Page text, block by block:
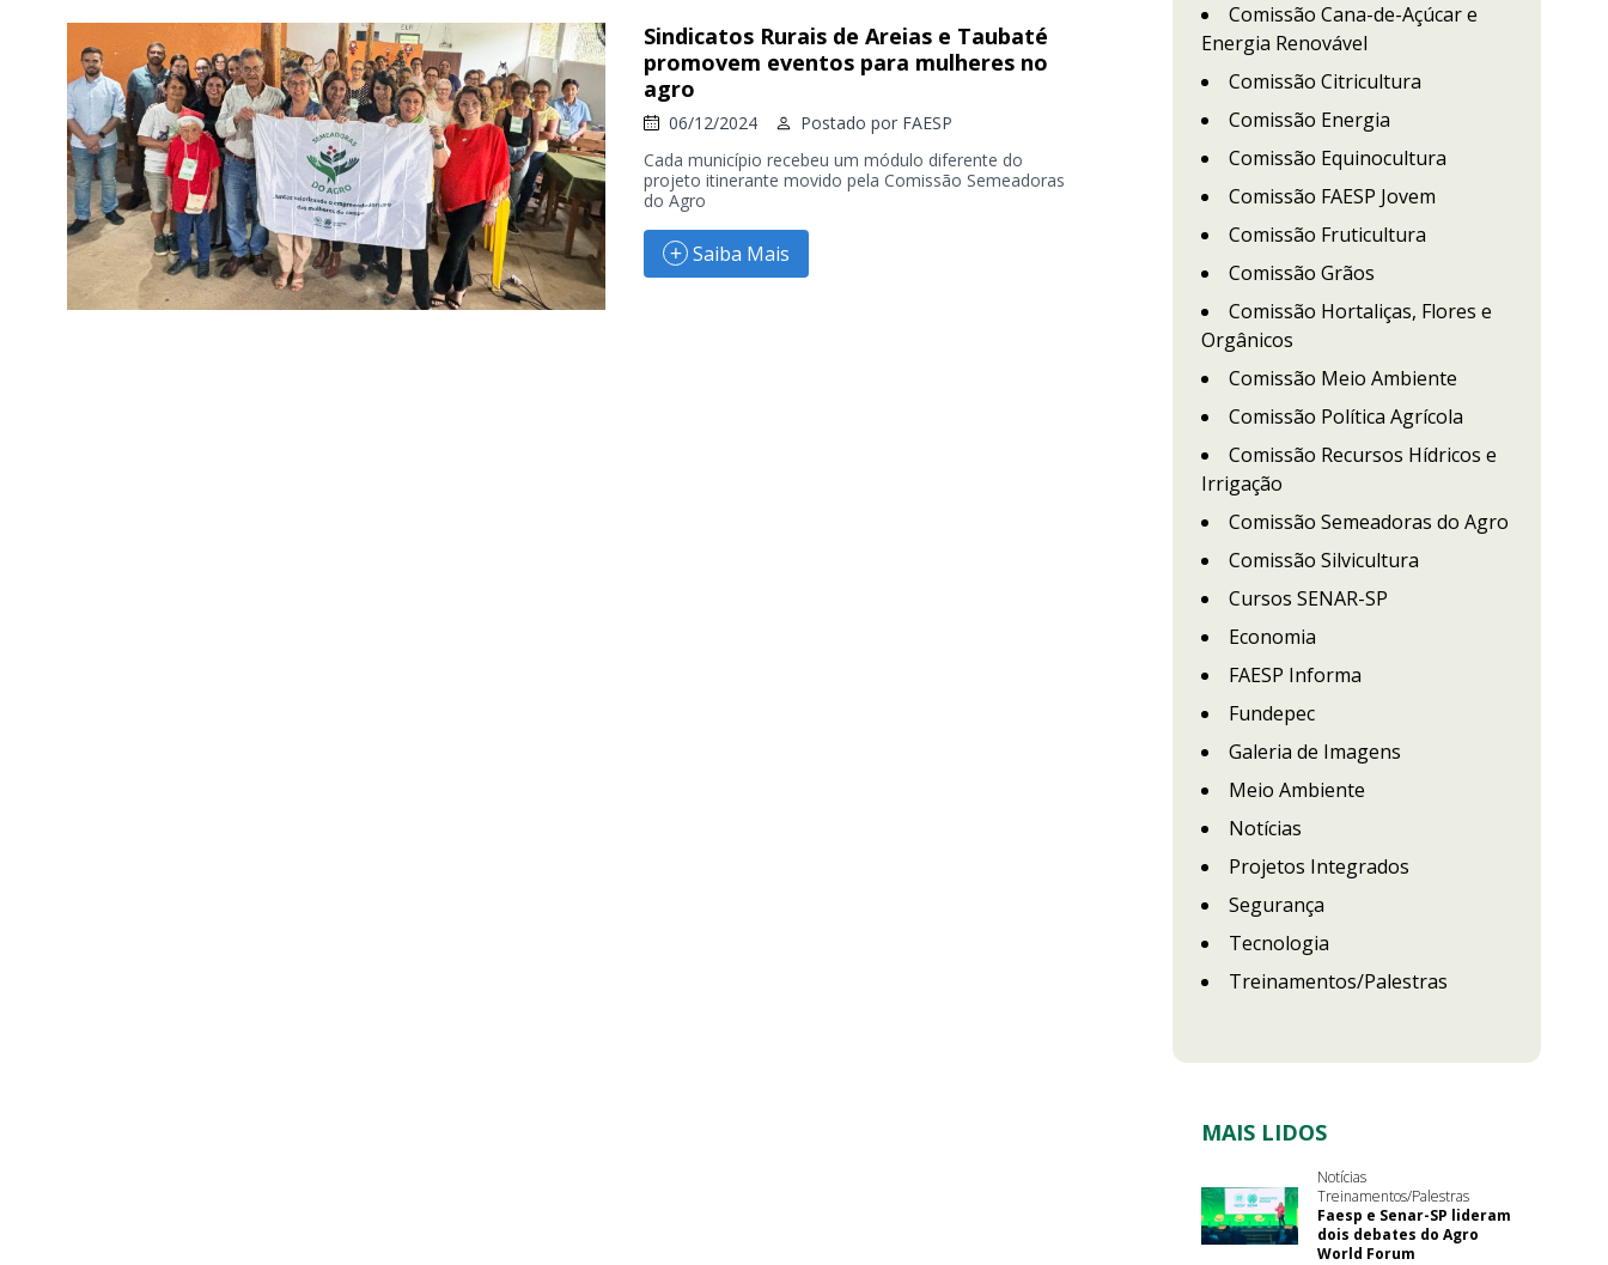
Sindicatos Rurais de Areias e Taubaté
promovem eventos para mulheres no
agro
06/12/2024 Postado por FAESP
Cada município recebeu um módulo diferente do
projeto itinerante movido pela Comissão Semeadoras
do Agro
Saiba Mais
Comissão Cana-de-Açúcar e
Energia Renovável
Comissão Citricultura
Comissão Energia
Comissão Equinocultura
Comissão FAESP Jovem
Comissão Fruticultura
Comissão Grãos
Comissão Hortaliças, Flores e
Orgânicos
Comissão Meio Ambiente
Comissão Política Agrícola
Comissão Recursos Hídricos e
Irrigação
Comissão Semeadoras do Agro
Comissão Silvicultura
Cursos SENAR-SP
Economia
FAESP Informa
Fundepec
Galeria de Imagens
Meio Ambiente
Notícias
Projetos Integrados
Segurança
Tecnologia
Treinamentos/Palestras
MAIS LIDOS
Notícias
Treinamentos/Palestras
Faesp e Senar-SP lideram
dois debates do Agro
World Forum